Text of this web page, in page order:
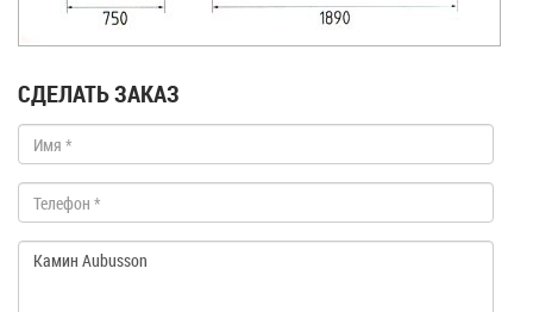
СДЕЛАТЬ ЗАКАЗ